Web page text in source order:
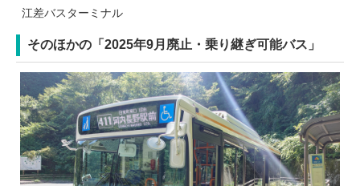
江差バスターミナル
そのほかの「2025年9月廃止・乗り継ぎ可能バス」